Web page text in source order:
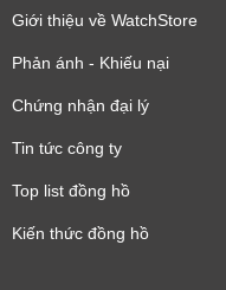
Giới thiệu về WatchStore
Phản ánh - Khiếu nại
Chứng nhận đại lý
Tin tức công ty
Top list đồng hồ
Kiến thức đồng hồ